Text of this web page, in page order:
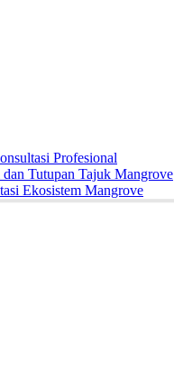
Profesional
dan Tutupan Tajuk Mangrove
Ekosistem Mangrove